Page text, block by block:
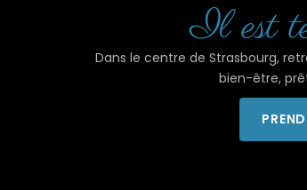
Il est
Dans le centre de Strasbourg,
bien-être,